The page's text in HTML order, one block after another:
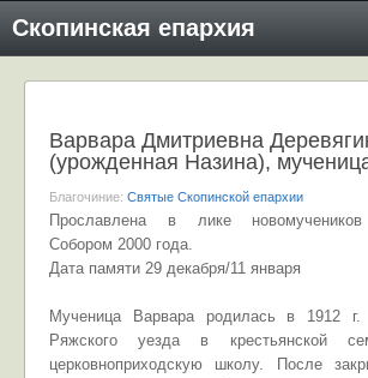
Скопинская епархия
Варвара Дмитриевна
(урожденная Назина),
Благочиние: Святые Скопинской епархии
Прославлена в лике новомучеников
Собором 2000 года.
Дата памяти 29 декабря/11 января
Мученица Варвара родилась в 1912
Ряжского уезда в крестьянской
церковноприходскую школу. После